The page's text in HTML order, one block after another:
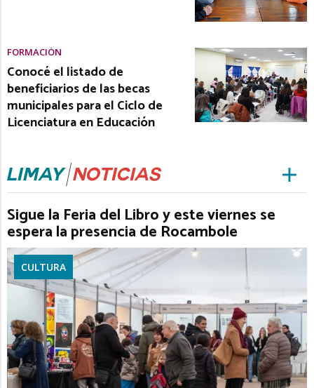
FORMACIÓN
Conocé el listado de
beneficiarios de las becas
municipales para el Ciclo de
Licenciatura en Educación
Sigue la Feria del Libro y este viernes se
espera la presencia de Rocambole
CULTURA